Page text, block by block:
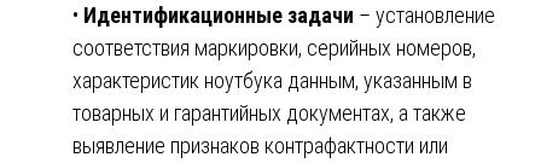
• Идентификационные задачи – установление
соответствия маркировки, серийных номеров,
характеристик ноутбука данным, указанным в
товарных и гарантийных документах, а также
выявление признаков контрафактности или